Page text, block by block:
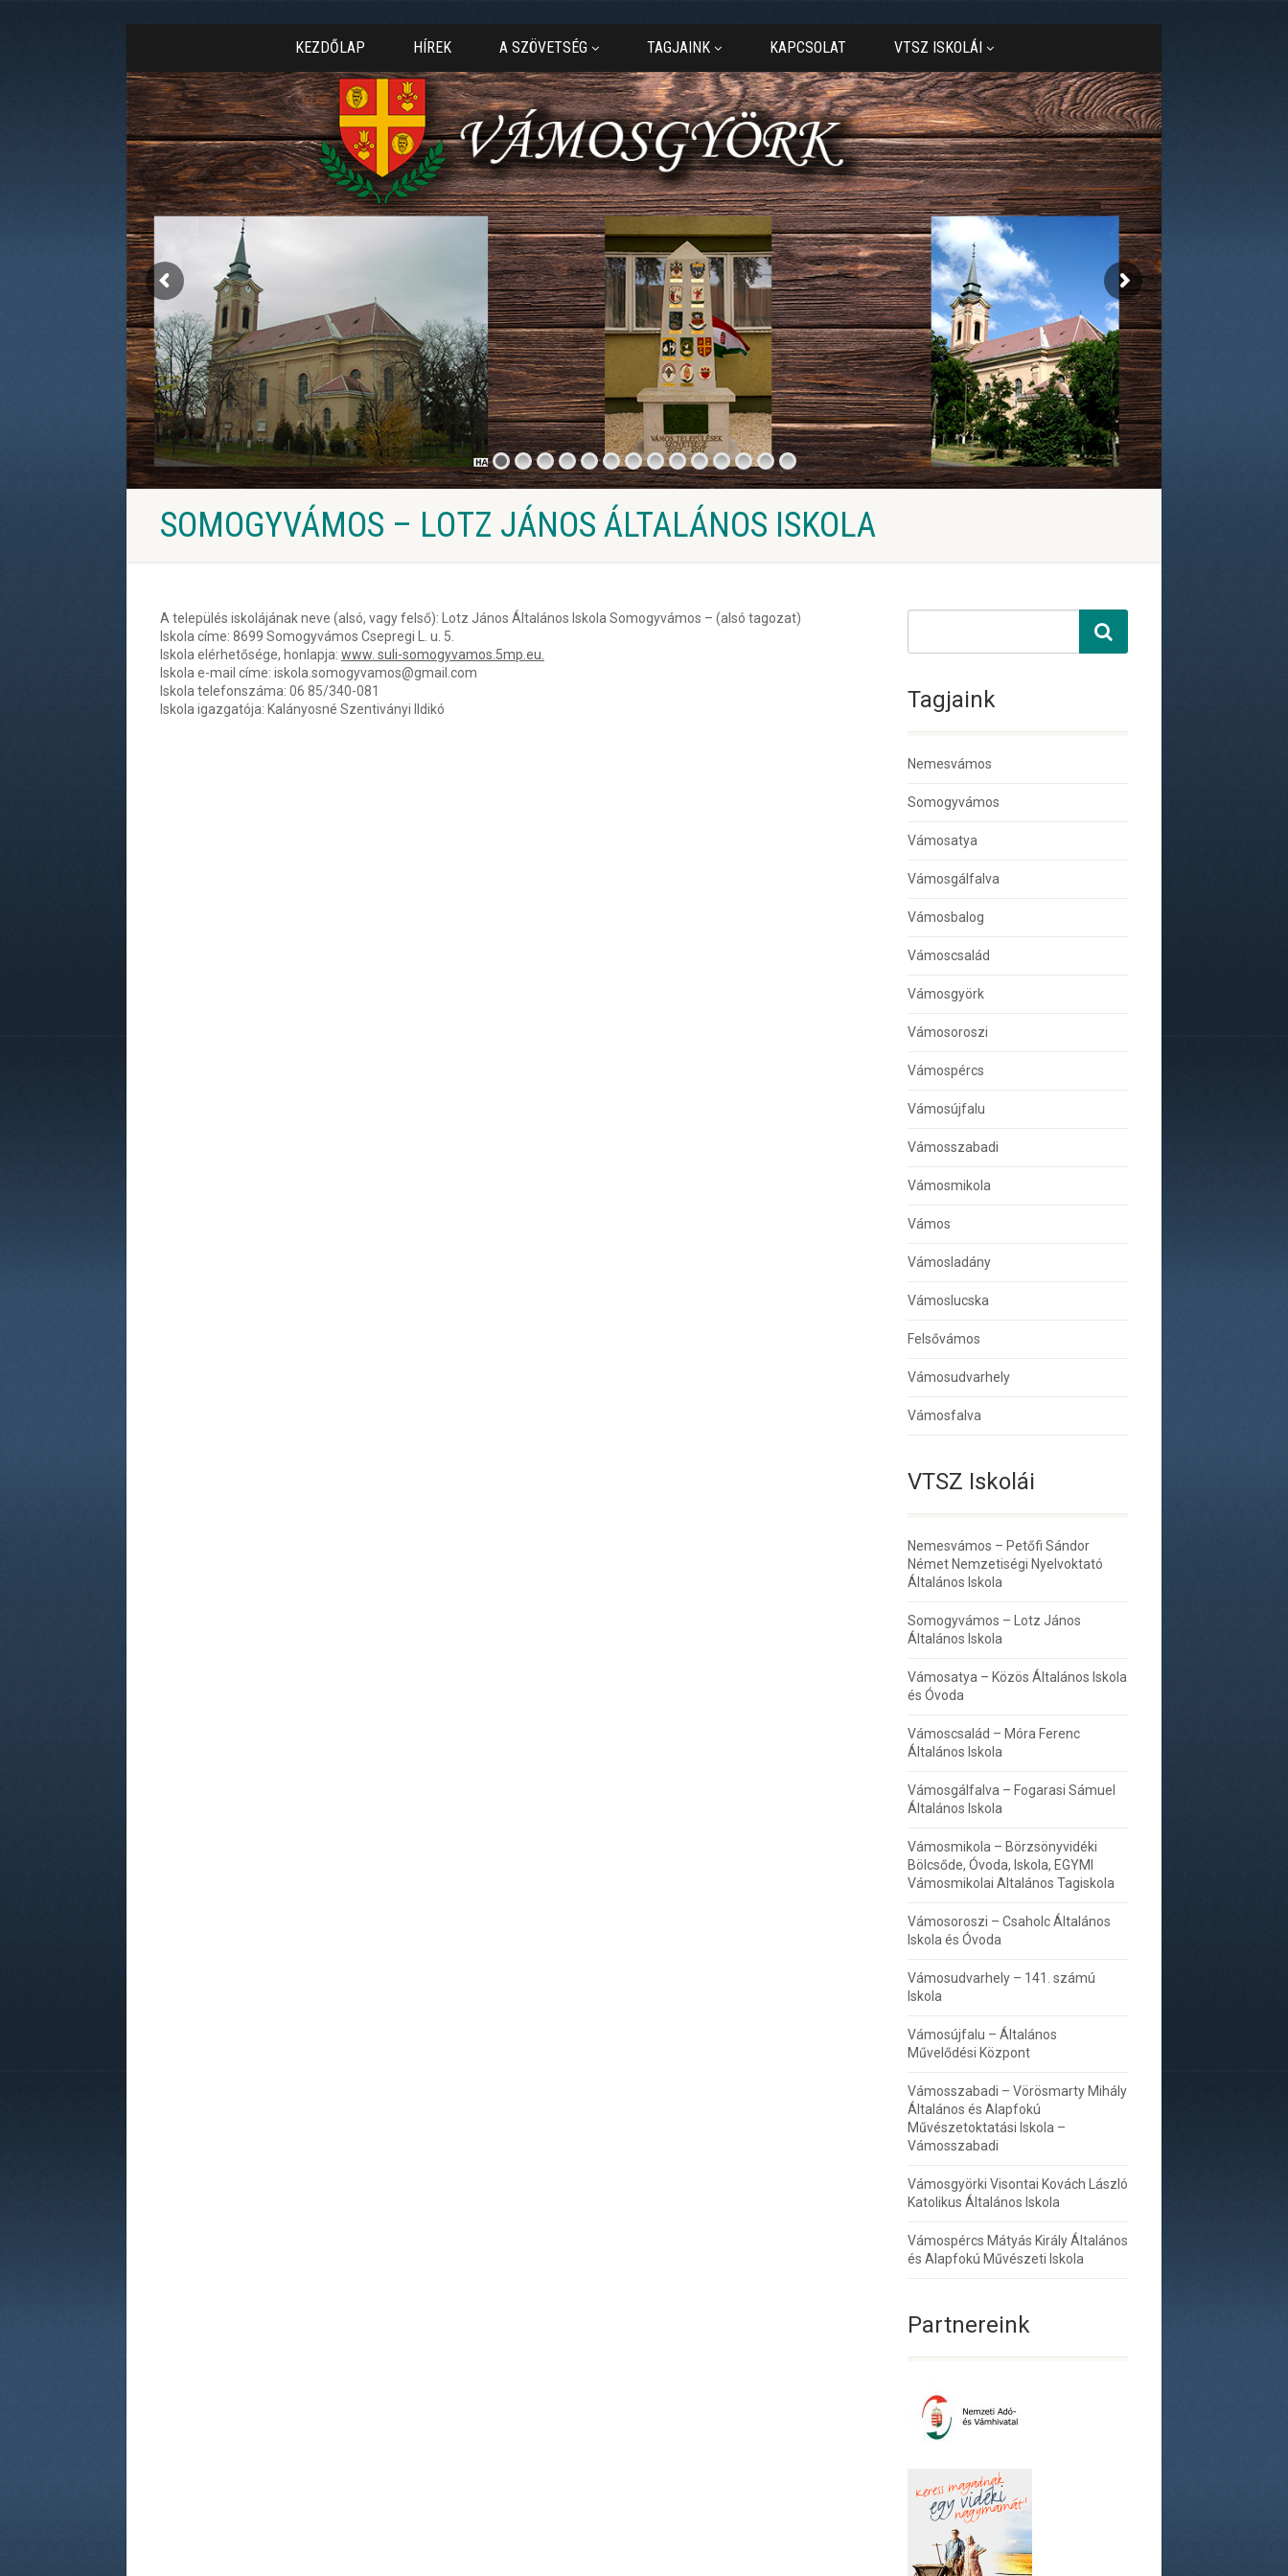
KEZDŐLAP HÍREK A SZÖVETSÉG TAGJAINK KAPCSOLAT VTSZ ISKOLÁI
SOMOGYVÁMOS – LOTZ JÁNOS ÁLTALÁNOS ISKOLA
A település iskolájának neve (alsó, vagy felső): Lotz János Általános Iskola Somogyvámos – (alsó tagozat)
Iskola címe: 8699 Somogyvámos Csepregi L. u. 5.
Iskola elérhetősége, honlapja: www. suli-somogyvamos.5mp.eu.
Iskola e-mail címe: iskola.somogyvamos@gmail.com
Iskola telefonszáma: 06 85/340-081
Iskola igazgatója: Kalányosné Szentiványi Ildikó
Tagjaink
Nemesvámos
Somogyvámos
Vámosatya
Vámosgálfalva
Vámosbalog
Vámoscsalád
Vámosgyörk
Vámosoroszi
Vámospércs
Vámosújfalu
Vámosszabadi
Vámosmikola
Vámos
Vámosladány
Vámoslucska
Felsővámos
Vámosudvarhely
Vámosfalva
VTSZ Iskolái
Nemesvámos – Petőfi Sándor
Német Nemzetiségi Nyelvoktató
Általános Iskola
Somogyvámos – Lotz János
Általános Iskola
Vámosatya – Közös Általános Iskola
és Óvoda
Vámoscsalád – Móra Ferenc
Általános Iskola
Vámosgálfalva – Fogarasi Sámuel
Általános Iskola
Vámosmikola – Börzsönyvidéki
Bölcsőde, Óvoda, Iskola, EGYMI
Vámosmikolai Altalános Tagiskola
Vámosoroszi – Csaholc Általános
Iskola és Óvoda
Vámosudvarhely – 141. számú
Iskola
Vámosújfalu – Általános
Művelődési Központ
Vámosszabadi – Vörösmarty Mihály
Általános és Alapfokú
Művészetoktatási Iskola –
Vámosszabadi
Vámosgyörki Visontai Kovách László
Katolikus Általános Iskola
Vámospércs Mátyás Király Általános
és Alapfokú Művészeti Iskola
Partnereink